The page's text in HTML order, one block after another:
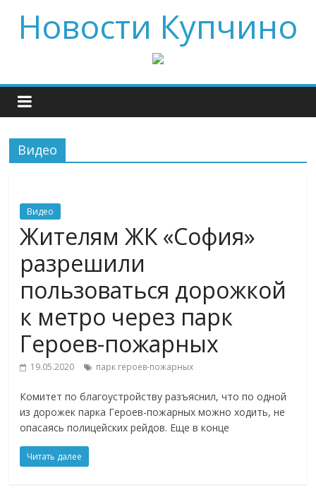
Новости Купчино
Видео
Видео
Жителям ЖК «София»
разрешили
пользоваться дорожкой
к метро через парк
Героев-пожарных
19.05.2020 парк героев-пожарных
Комитет по благоустройству разъяснил, что по одной
из дорожек парка Героев-пожарных можно ходить, не
опасаясь полицейских рейдов. Еще в конце
Читать далее